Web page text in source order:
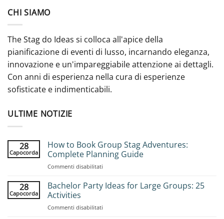
CHI SIAMO
The Stag do Ideas si colloca all'apice della
pianificazione di eventi di lusso, incarnando eleganza,
innovazione e un'impareggiabile attenzione ai dettagli.
Con anni di esperienza nella cura di esperienze
sofisticate e indimenticabili.
ULTIME NOTIZIE
28
Capocorda
How to Book Group Stag Adventures:
Complete Planning Guide
Commenti disabilitati
to
Book
28
Capocorda
Bachelor Party Ideas for Large Groups: 25
Activities
Commenti disabilitati